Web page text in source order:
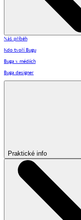
Náš příběh
Kdo tvoří Bugu
Buga v médiích
Buga designer
Praktické info